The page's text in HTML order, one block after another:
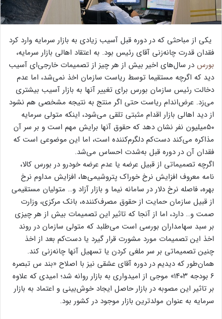
یکی از مباحثی که در دوره قبل آسیب زیادی به بازار سرمایه وارد کرد
فقدان قدرت چانه‌زنی آقای رئیس بود. به اعتقاد اهالی بازار سرمایه،
بورس در سال‌های اخیر بیش از هر چیز از تصمیمات خارجی‌ای آسیب
دید که اگرچه مستقیما توسط ریاست سازمان اخذ نمی‌شد، اما عدم
دخالت رئیس سازمان بورس برای تغییر آنها به بازار آسیب بیشتری
می‌زد. عرض‌اندام ریاست حتی اگر منتج به نتیجه مشخصی هم نشود
از دید اهالی بازار اقدام مثبتی تلقی می‌شود، اینکه متولی سرمایه
۵۰میلیون نفر نشان دهد که حقوق آنها برایش مهم است و بر سر آن
مذاکره می‌کند دست‌کم دلگرم‌کننده است، اما این موضوعی است که
فقدان آن در دوره قبل به‌شدت احساس می‌شد.
اگرچه تصمیماتی از قبیل عرضه یا عدم عرضه خودرو در بورس کالا،
نامه معروف افزایش نرخ خوراک پتروشیمی‌ها، افزایش مداوم نرخ
بهره، فاصله نرخ دلار در سامانه نیما و بازار آزاد و‌… متولیان مستقیمی
از قبیل سازمان حمایت از حقوق مصرف‌کننده، بانک مرکزی، وزارت
صمت و‌… دارد، اما از آنجا که تاثیر این تصمیمات بیش از هر چیزی
بر سبد سهامداران بورسی است می‌طلبد که متولی سازمان در روند
اخذ این تصمیمات مورد مشورت قرار گیرد یا دست‌کم بعد از اخذ
چنین تصمیماتی بر سر ملغی کردن یا تسهیل آنها چانه‌زنی کند.
همان‌طور که دیدیم در دوره آقای عشقی نیز با اصلاح «بند س تبصره
۶ بودجه ۱۴۰۳» موجی از امیدواری به بازار روانه شد؛ امیدی که علاوه
بر تاثیر این مصوبه در بازار حاصل ایجاد خوش‌بینی و اعتماد به بازار
سرمایه به عنوان مولدترین بازار موجود در کشور بود.